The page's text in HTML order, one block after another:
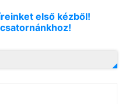
első kézből!